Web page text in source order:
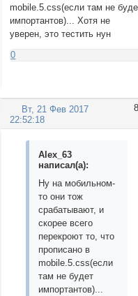
mobile.5.css(если там не
импортантов)... Хотя не
уверен, это тестить нун
0
8
Вт, 21 Фев 2017
22:52:18
Alex_63
написал(а):
Ну на мобильном-
то они тож
срабатывают, и
скорее всего
перекроют то, что
прописано в
mobile.5.css(если
там не будет
импортантов)...